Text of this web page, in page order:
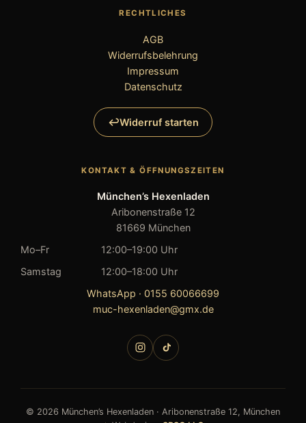
RECHTLICHES
AGB
Widerrufsbelehrung
Impressum
Datenschutz
Widerruf starten
KONTAKT & ÖFFNUNGSZEITEN
München’s Hexenladen
Aribonenstraße 12
81669 München
Mo–Fr
12:00–19:00 Uhr
Samstag
12:00–18:00 Uhr
WhatsApp · 0155 60066699
muc-hexenladen@gmx.de
© 2026 München’s Hexenladen · Aribonenstraße 12, München